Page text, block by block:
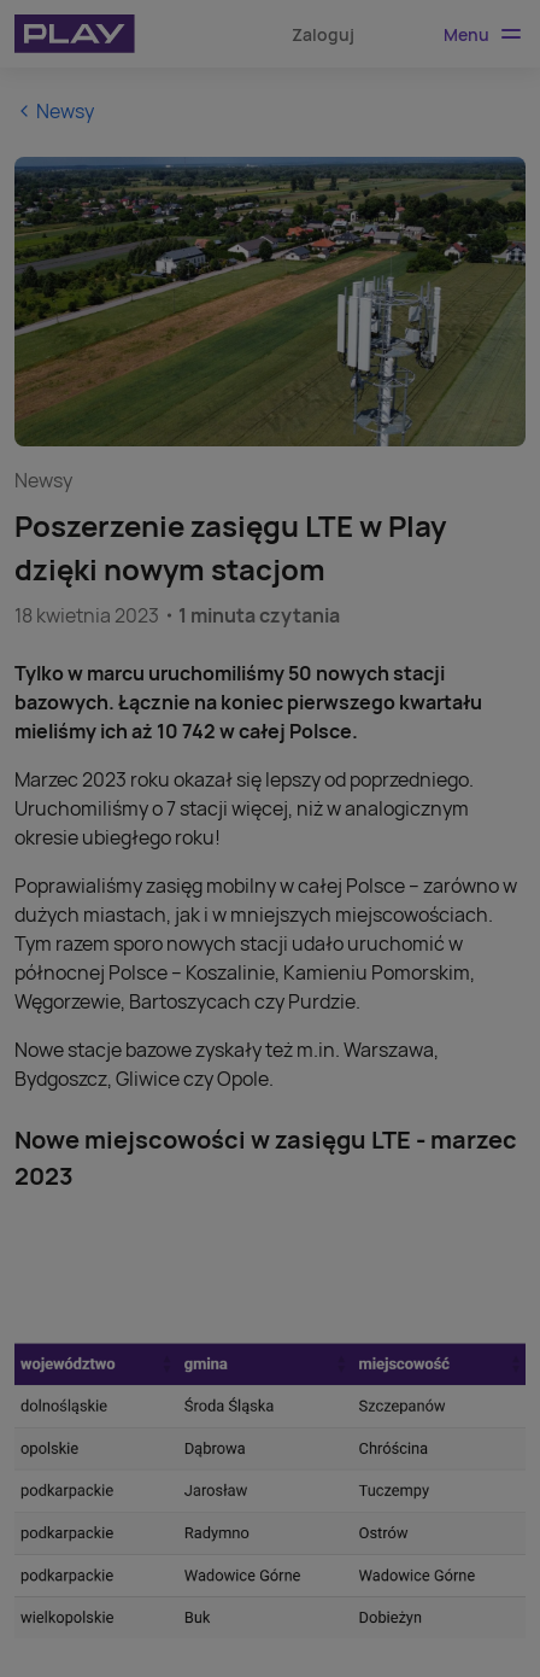
Zaloguj Menu
Newsy
Newsy
Poszerzenie zasięgu LTE w Play
dzięki nowym stacjom
18 kwietnia 2023 1 minuta czytania
Tylko w marcu uruchomiliśmy 50 nowych stacji
bazowych. Łącznie na koniec pierwszego kwartału
mieliśmy ich aż 10 742 w całej Polsce.
Marzec 2023 roku okazał się lepszy od poprzedniego.
Uruchomiliśmy o 7 stacji więcej, niż w analogicznym
okresie ubiegłego roku!
Poprawialiśmy zasięg mobilny w całej Polsce – zarówno w
dużych miastach, jak i w mniejszych miejscowościach.
Tym razem sporo nowych stacji udało uruchomić w
północnej Polsce – Koszalinie, Kamieniu Pomorskim,
Węgorzewie, Bartoszycach czy Purdzie.
Nowe stacje bazowe zyskały też m.in. Warszawa,
Bydgoszcz, Gliwice czy Opole.
Nowe miejscowości w zasięgu LTE - marzec
2023